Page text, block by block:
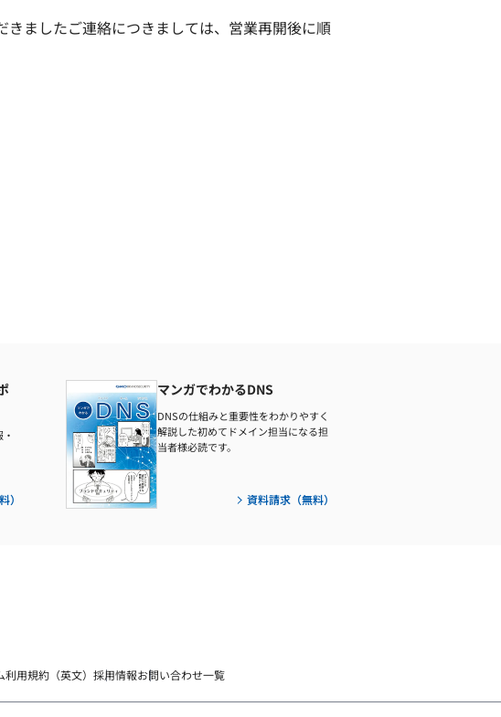
ましたご連絡につきましては、営業再開後に順
）
マンガでわかるDNS
DNSの仕組みと重要性をわかりやすく
解説した初めてドメイン担当になる担
当者様必読です。
資料請求（無料）
用規約（英文） 採用情報お問い合わせ一覧